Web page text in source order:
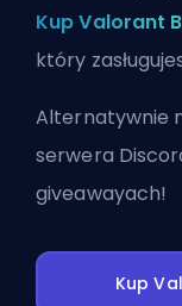
Kup Valorant
który
Alternatywnie
serwera
giveawayach!
Kup